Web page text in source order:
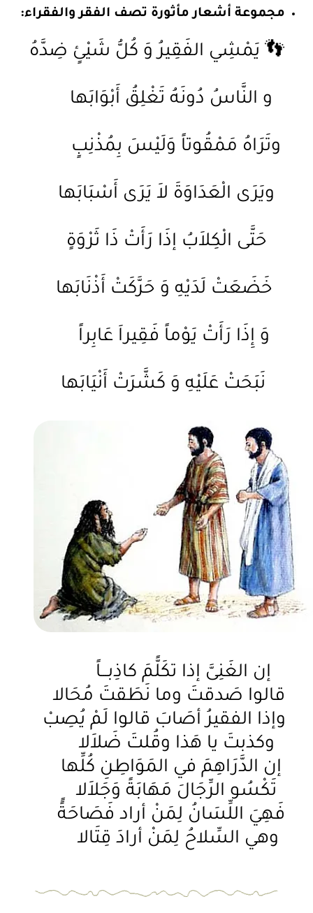
مجموعة أشعار مأثورة تصف الفقر والفقراء:
👣 يَمْشِي الفَقِيرُ وَ كُلُّ شَيْئٍ ضِدَّهُ
و النَّاسُ دُونَهُ تَغْلِقُ أَبْوَابَها
وتَرَاهُ مَمْقُوتاً وَلَيْسَ بِمُذْنِبٍ
ويَرَى الْعَدَاوَةَ لاَ يَرَى أَسْبَابَها
حَتَّى الْكِلاَبُ إذَا رَأَتْ ذَا ثَرْوَةٍ
خَضَعَتْ لَدَيْهِ وَ حَرَّكَتْ أَذْنَابَها
وَ إِذَا رَأَتْ يَوْماً فَقِيراَ عَابِراً
نَبَحَتْ عَلَيْهِ وَ كَشَّرَتْ أَنْيَابَها
إن الغَنِىَّ إذا تكَلًّمَ كاذِبـــاً
قالوا صَدقتَ وما نَطَقتَ مُحَالا
وإذا الفقيرُ أصَابَ قالوا لَمْ يُصِبْ
وكذبتَ يا هَذا وقُلتَ ضَلاَلا
إن الدَّرَاهِمَ في المَوَاطِنِ كُلِّها
تَكْسُو الرِّجَالَ مَهَابَةً وَجَلاَلا
فَهِيَ اللِّسَانُ لِمَنْ أراد فَصَاحَةًً
وهي السِّلاحُ لِمَنْ أرادَ قِتَالا